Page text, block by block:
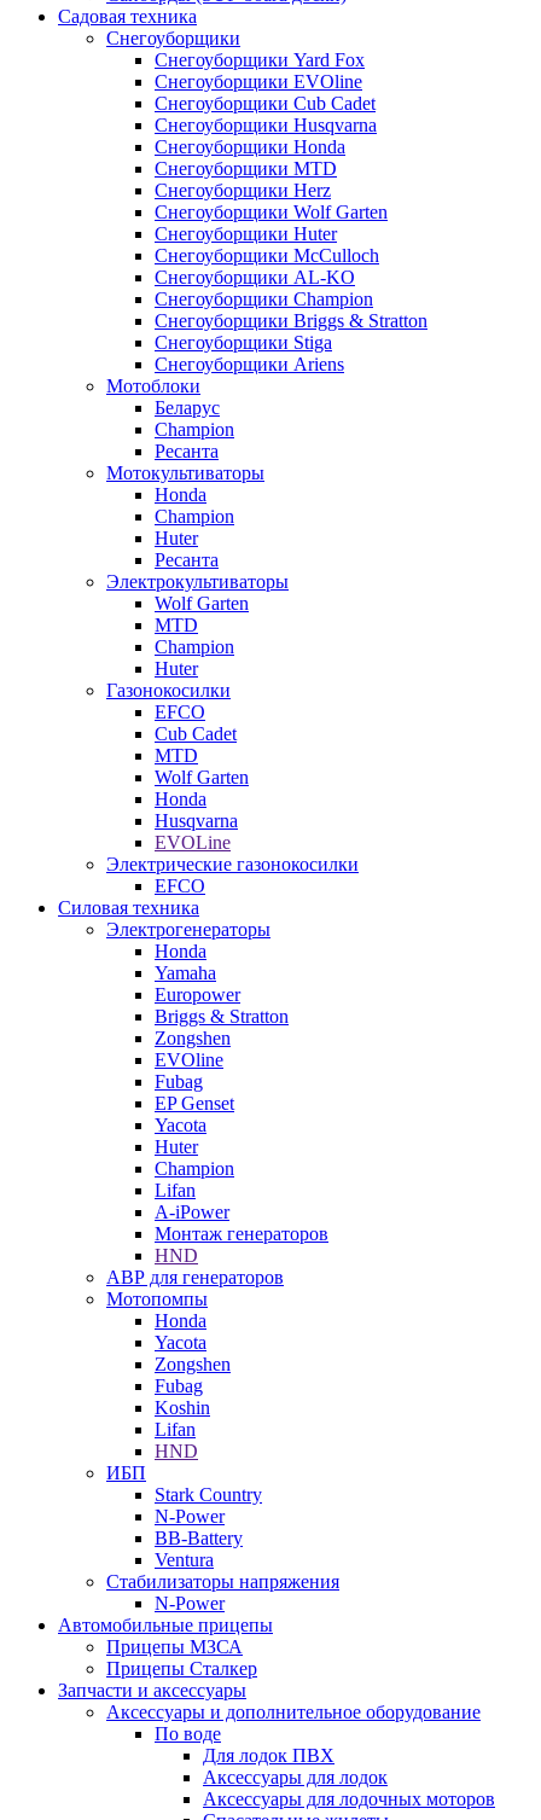
Садовая техника
Снегоуборщики
Снегоуборщики Yard Fox
Снегоуборщики EVOline
Снегоуборщики Cub Cadet
Снегоуборщики Husqvarna
Снегоуборщики Honda
Снегоуборщики MTD
Снегоуборщики Herz
Снегоуборщики Wolf Garten
Снегоуборщики Huter
Снегоуборщики McCulloch
Снегоуборщики AL-KO
Снегоуборщики Champion
Снегоуборщики Briggs & Stratton
Снегоуборщики Stiga
Снегоуборщики Ariens
Мотоблоки
Беларус
Champion
Ресанта
Мотокультиваторы
Honda
Champion
Huter
Ресанта
Электрокультиваторы
Wolf Garten
MTD
Champion
Huter
Газонокосилки
EFCO
Cub Cadet
MTD
Wolf Garten
Honda
Husqvarna
EVOLine
Электрические газонокосилки
EFCO
Силовая техника
Электрогенераторы
Honda
Yamaha
Europower
Briggs & Stratton
Zongshen
EVOline
Fubag
EP Genset
Yacota
Huter
Champion
Lifan
A-iPower
Монтаж генераторов
HND
АВР для генераторов
Мотопомпы
Honda
Yacota
Zongshen
Fubag
Koshin
Lifan
HND
ИБП
Stark Country
N-Power
BB-Battery
Ventura
Стабилизаторы напряжения
N-Power
Автомобильные прицепы
Прицепы МЗСА
Прицепы Сталкер
Запчасти и аксессуары
Аксессуары и дополнительное оборудование
По воде
Для лодок ПВХ
Аксессуары для лодок
Аксессуары для лодочных моторов